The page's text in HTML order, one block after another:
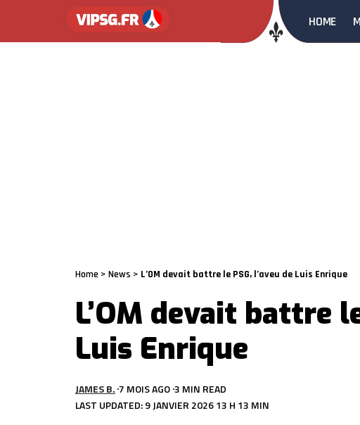
HOME
Home > News > L’OM devait battre le PSG, l’aveu de Luis Enrique
L’OM devait battre
Luis Enrique
LAST UPDATED: 9 JANVIER 2026 13 H 13 MIN
JAMES B. 7 MOIS AGO 3 MIN READ